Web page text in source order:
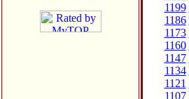
1199
1186
1173
1160
1147
1134
1121
1107